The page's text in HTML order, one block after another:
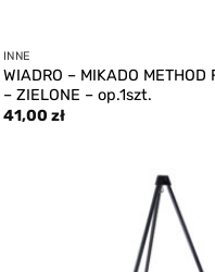
INNE
WIADRO – MIKADO METHOD
– ZIELONE – op.1szt.
41,00 zł